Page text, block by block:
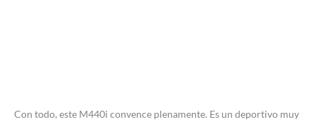
Con todo, este M440i convence plenamente. Es un deportivo muy